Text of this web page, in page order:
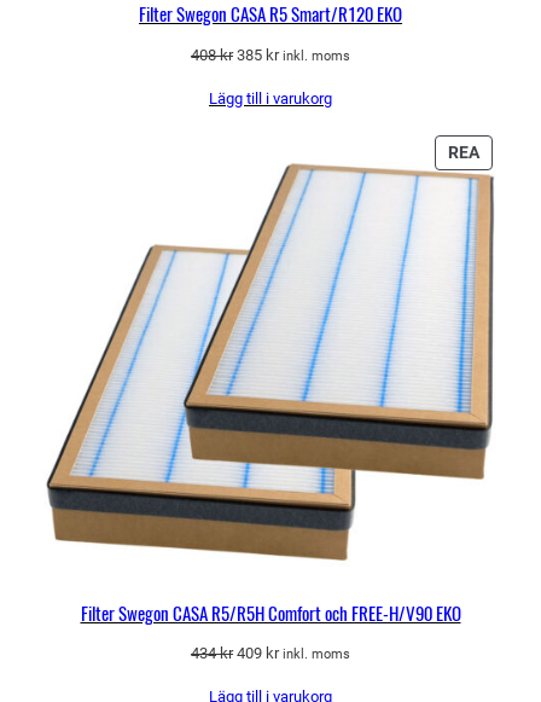
Filter Swegon CASA R5 Smart/R120 EKO
408kr Det
priset
385 krDet
priset
inkl. moms
Lägg till i varukorg
REA
PÅ
REA
Filter Swegon CASA R5/R5H Comfort och FREE-H/V90 EKO
434kr Det
409 krDet
inkl. moms
Lägg till i varukorg